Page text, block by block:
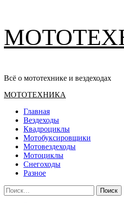
содержимому
Всё о мототехнике и вездеходах
Основное
МОТОТЕХНИКА
Главная
Вездеходы
Квадроциклы
Мотобуксировщики
Мотовездеходы
Мотоциклы
Снегоходы
Разное
Найти: